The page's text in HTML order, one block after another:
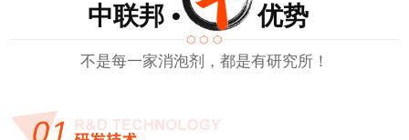
中联邦 • 优势
不是每一家消泡剂，都是有研究所！